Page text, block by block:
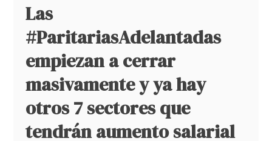
Las
#ParitariasAdelantadas
empiezan a cerrar
masivamente y ya hay
otros 7 sectores que
tendrán aumento salarial